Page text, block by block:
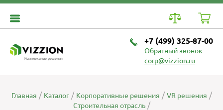
Комплексные решения
+7 (499) 325-87-00
Обратный звонок
corp@vizzion.ru
Главная Каталог Корпоративные решения
VR решения
Строительная отрасль